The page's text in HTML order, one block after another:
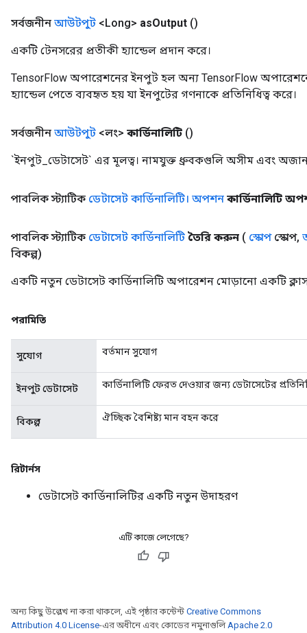
সর্বজনীন আউটপুট <Long> asOutput ()
একটি টেনসরের প্রতীকী হ্যান্ডেল প্রদান করে।
TensorFlow অপারেশনের ইনপুট হল অন্য TensorFlow
হ্যান্ডেল পেতে ব্যবহৃত হয় যা ইনপুটের গণনাকে প্রতিনিধিত্ব করে।
সর্বজনীন আউটপুট <লং> কার্ডিনালিটি ()
`ইনপুট_ডেটাসেট` এর মূলত্ব। নামযুক্ত ধ্রুবকগুলি অসীম এবং
পাবলিক স্ট্যাটিক ডেটাসেট কার্ডিনালিটি। অপশন কার্ডিনালিটি
পাবলিক স্ট্যাটিক ডেটাসেট কার্ডিনালিটি তৈরি করুন ( স্কোপস্কোপ,
বিকল্প)
একটি নতুন ডেটাসেট কার্ডিনালিটি অপারেশন মোড়ানো একটি
পরামিতি
সুযোগ বর্তমান সুযোগ
ইনপুট ডেটাসেট কার্ডিনালিটি ফেরত দেওয়ার জন্য ডেটাসেটের
বিকল্প ঐচ্ছিক বৈশিষ্ট্য মান বহন করে
রিটার্নস
ডেটাসেট কার্ডিনালিটির একটি নতুন উদাহরণ
এটি কাজে লেগেছে?
অন্য কিছু উল্লেখ না করা থাকলে, এই পৃষ্ঠার কন্টেন্ট Creative Commons
Attribution 4.0 License-এর অধীনে এবং কোডের নমুনাগুলিApache 2.0